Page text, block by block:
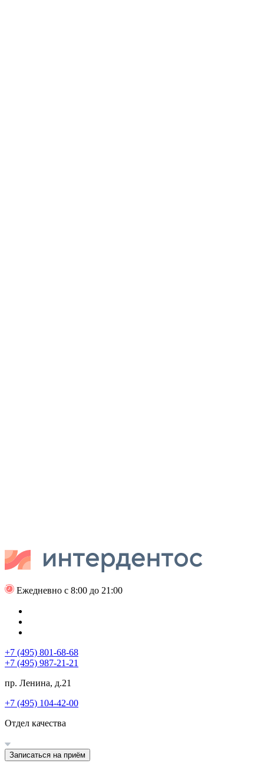
Ежедневно с 8:00 до 21:00
+7 (495) 801-68-68
+7 (495) 987-21-21
пр. Ленина, д.21
+7 (495) 104-42-00
Отдел качества
Записаться на приём